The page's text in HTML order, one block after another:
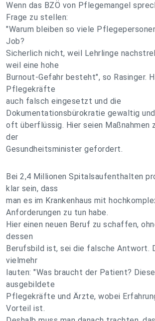
Wenn das BZÖ von Pflegemangel
Frage zu stellen:
"Warum bleiben so viele
Job?
Sicherlich nicht, weil Lehrlinge
weil eine hohe
Burnout-Gefahr besteht", so Rasinger.
Pflegekräfte
auch falsch eingesetzt und die
Dokumentationsbürokratie gewaltig und
oft überflüssig. Hier seien Maßnahmen
der
Gesundheitsminister gefordert.
Bei 2,4 Millionen Spitalsaufenthalten
klar sein, dass
man es im Krankenhaus mit
Anforderungen zu tun habe.
Hier einen neuen Beruf zu schaffen,
dessen
Berufsbild ist, sei die falsche Antwort.
vielmehr
lauten: "Was braucht der Patient?
ausgebildete
Pflegekräfte und Ärzte, wobei
Vorteil ist.